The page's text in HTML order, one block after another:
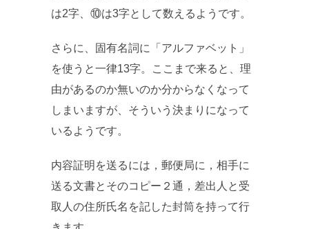
は2字、⑩は3字として数えるようです。
さらに、固有名詞に「アルファベット」
を使うと一律13字。ここまで来ると、理
由があるのか無いのか分からなくなって
しまいますが、そういう決まりになって
いるようです。
内容証明を送るには，郵便局に，相手に
送る文書とそのコピー２通，差出人と受
取人の住所氏名を記した封筒を持って行